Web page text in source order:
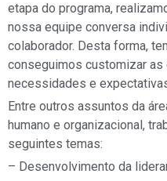
etapa do programa,
nossa equipe conversa
colaborador. Desta forma,
conseguimos customizar as
necessidades e
Entre outros assuntos da
humano e organizacional,
seguintes temas:
– Desenvolvimento da